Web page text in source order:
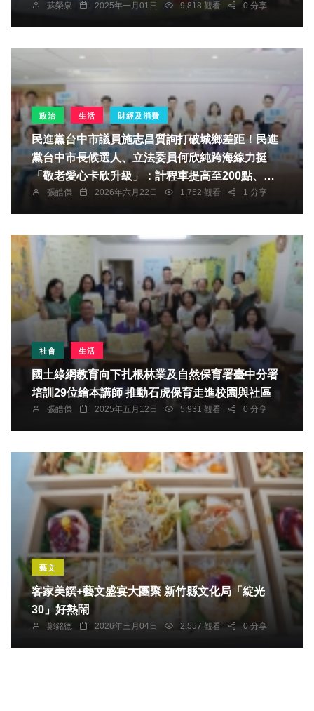
蘇榮泉 2025年一月01日 9,818 觀看 0 分享
政治 生活 財經及消費
民進黨台中市議員施志昌質詢打破城鄉差距！民進
黨台中市長候選人、立法委員何欣純跨海線力挺
「敬老愛心卡欣升級」：計程車提高至200點、擴
大農超通路、點數不歸零
張皓傑 2026年六月22日 1,752 觀看 1 分享
社會 生活
國土綠網教育向下扎根林業及自然保育署臺中分署
培訓29位繪本講師 推動石虎保育走進校園與社區
張皓傑 2025年五月12日 5,931 觀看 0 分享
藝文
客家美饌+藝文盛宴大團聚 新竹縣文化局「綻光
30」好熱鬧
鄭銘德 2026年三月04日 2,557 觀看 0 分享